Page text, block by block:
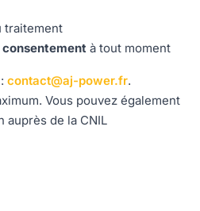
traitement
consentement à tout moment
contact@aj-power.fr.
Vous pouvez également
auprès de la CNIL